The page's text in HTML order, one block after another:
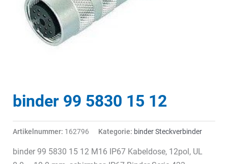
binder 99 5830 15 12
Artikelnummer: 162796 Kategorie: binder Steckverbinder
binder 99 5830 15 12 M16 IP67 Kabeldose, 12pol, UL